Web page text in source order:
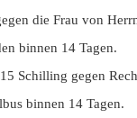
die Frau von
binnen 14 Tagen.
Schilling gegen
binnen 14 Tagen.